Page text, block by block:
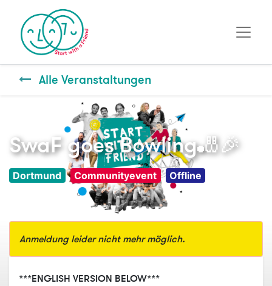
Alle Veranstaltungen
SwaF goes Bowling🎳🎉
Dortmund Communityevent Offline
Anmeldung leider nicht mehr möglich.
***ENGLISH VERSION BELOW***